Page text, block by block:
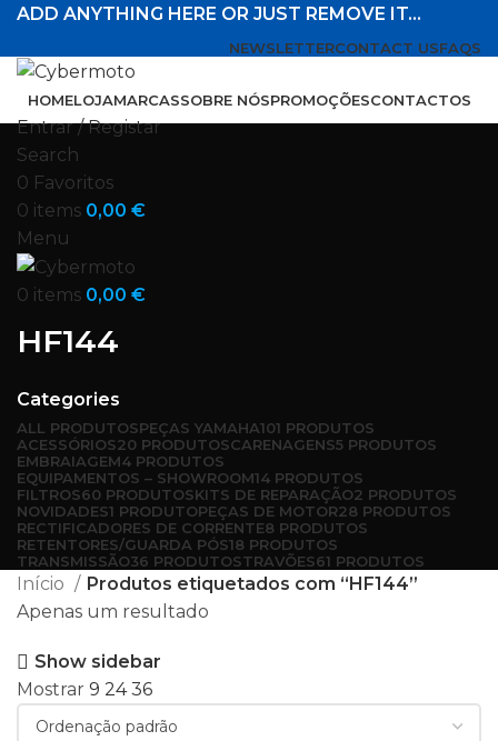
ADD ANYTHING HERE OR JUST REMOVE IT…
NEWSLETTERCONTACT USFAQS
HOMELOJAMARCASSOBRE NÓSPROMOÇÕESCONTACTOS
Entrar / Registar
Search
0 Favoritos
0 items 0,00 €
Menu
0 items 0,00 €
HF144
Categories
ALL PRODUTOSPEÇAS YAMAHA101 PRODUTOS
ACESSÓRIOS20 PRODUTOSCARENAGENS5 PRODUTOS
EMBRAIAGEM4 PRODUTOS
EQUIPAMENTOS – SHOWROOM14 PRODUTOS
FILTROS60 PRODUTOSKITS DE REPARAÇÃO2 PRODUTOS
NOVIDADES1 PRODUTOPEÇAS DE MOTOR28 PRODUTOS
RECTIFICADORES DE CORRENTE8 PRODUTOS
RETENTORES/GUARDA PÓS18 PRODUTOS
TRANSMISSÃO36 PRODUTOSTRAVÕES61 PRODUTOS
Início
Produtos etiquetados com “HF144”
Apenas um resultado
Show sidebar
Mostrar 9 2436